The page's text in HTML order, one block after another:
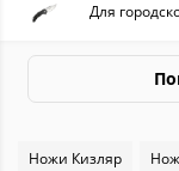
Для
Ножи Кизляр